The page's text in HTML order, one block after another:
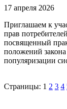
17 апреля 2026
Приглашаем к
прав
посвященный
положений
популяризации
Страницы: 1 2 3 4